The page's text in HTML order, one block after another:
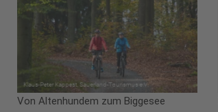
Von Altenhundem zum Biggesee